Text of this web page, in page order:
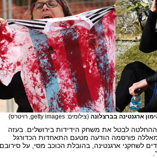
ארגנטינה בברצלונה (צילומים: getty images, רויטרס)
לבטל את משחק הידידות בירושלים. בעזה
פורסמה הודעה מטעם התאחדות הכדורגל
לשחקני ארגנטינה, בהובלת הכוכב מסי, על סירובם